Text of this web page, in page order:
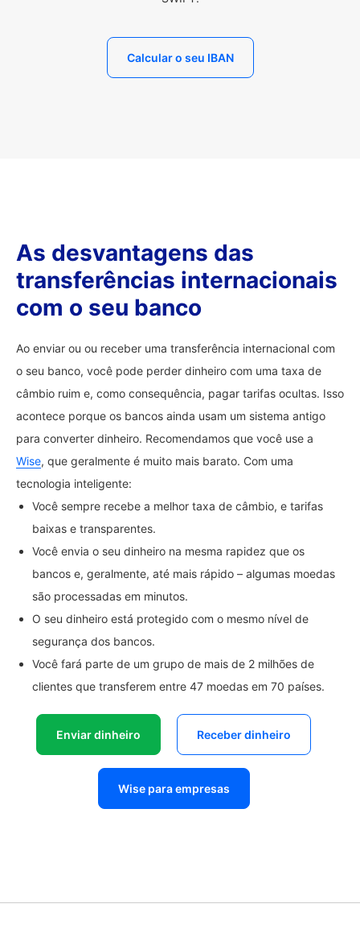
Calcular o seu IBAN
As desvantagens das
transferências internacionais
com o seu banco
Ao enviar ou ou receber uma transferência internacional com
o seu banco, você pode perder dinheiro com uma taxa de
câmbio ruim e, como consequência, pagar tarifas ocultas. Isso
acontece porque os bancos ainda usam um sistema antigo
para converter dinheiro. Recomendamos que você use a
Wise, que geralmente é muito mais barato. Com uma
tecnologia inteligente:
Você sempre recebe a melhor taxa de câmbio, e tarifas
baixas e transparentes.
Você envia o seu dinheiro na mesma rapidez que os
bancos e, geralmente, até mais rápido – algumas moedas
são processadas em minutos.
O seu dinheiro está protegido com o mesmo nível de
segurança dos bancos.
Você fará parte de um grupo de mais de 2 milhões de
clientes que transferem entre 47 moedas em 70 países.
Enviar dinheiro Receber dinheiro
Wise para empresas